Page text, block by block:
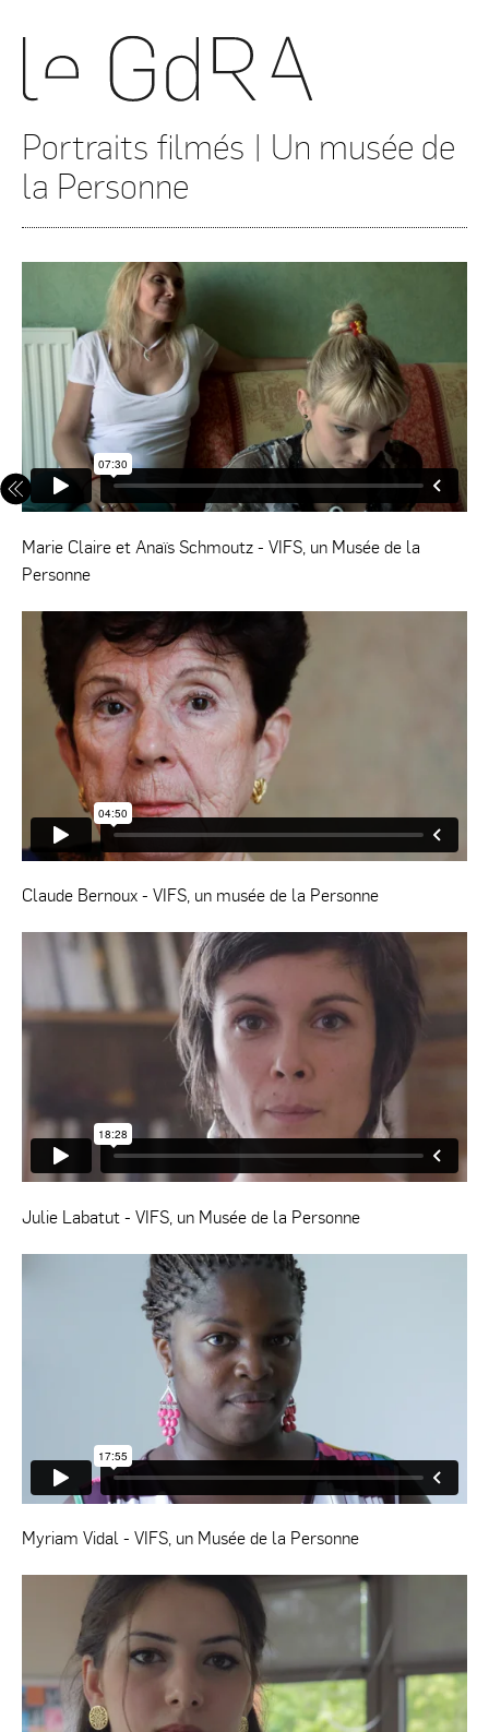
Portraits filmés | Un musée de
la Personne
Marie Claire et Anaïs Schmoutz - VIFS, un Musée de la
Personne
Claude Bernoux - VIFS, un musée de la Personne
Julie Labatut - VIFS, un Musée de la Personne
Myriam Vidal - VIFS, un Musée de la Personne